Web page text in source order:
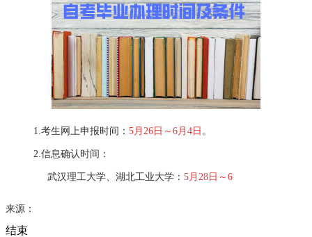
1. 考生网上申报时间： 5 月 26 日～ 6 月 4 日 。
2. 信息确认时间：
武汉理工大学、湖北工业大学： 5 月 28 日～ 6
来源：
结束